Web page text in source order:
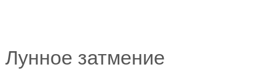
Лунное затмение